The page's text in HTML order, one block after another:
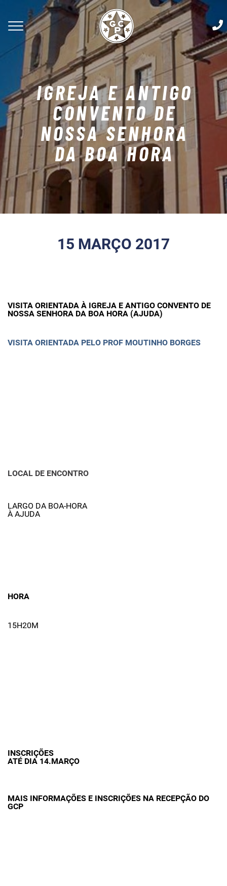
IGREJA E ANTIGO
CONVENTO DE
NOSSA SENHORA
DA BOA HORA
15 MARÇO 2017
VISITA ORIENTADA À IGREJA E ANTIGO CONVENTO DE
NOSSA SENHORA DA BOA HORA (AJUDA)
VISITA ORIENTADA PELO PROF MOUTINHO BORGES
LOCAL DE ENCONTRO
LARGO DA BOA-HORA
À AJUDA
HORA
15H20M
INSCRIÇÕES
ATÉ DIA 14.MARÇO
MAIS INFORMAÇÕES E INSCRIÇÕES NA RECEPÇÃO DO
GCP